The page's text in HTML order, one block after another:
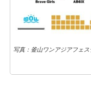
写真：釜山ワンアジアフェ